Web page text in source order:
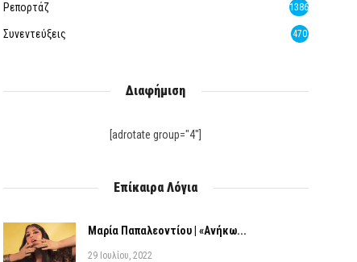
Ρεπορτάζ 1386
Συνεντεύξεις 470
Διαφήμιση
[adrotate group="4"]
Επίκαιρα Λόγια
Μαρία Παπαλεοντίου | «Ανήκω...
29 Ιουλίου, 2022